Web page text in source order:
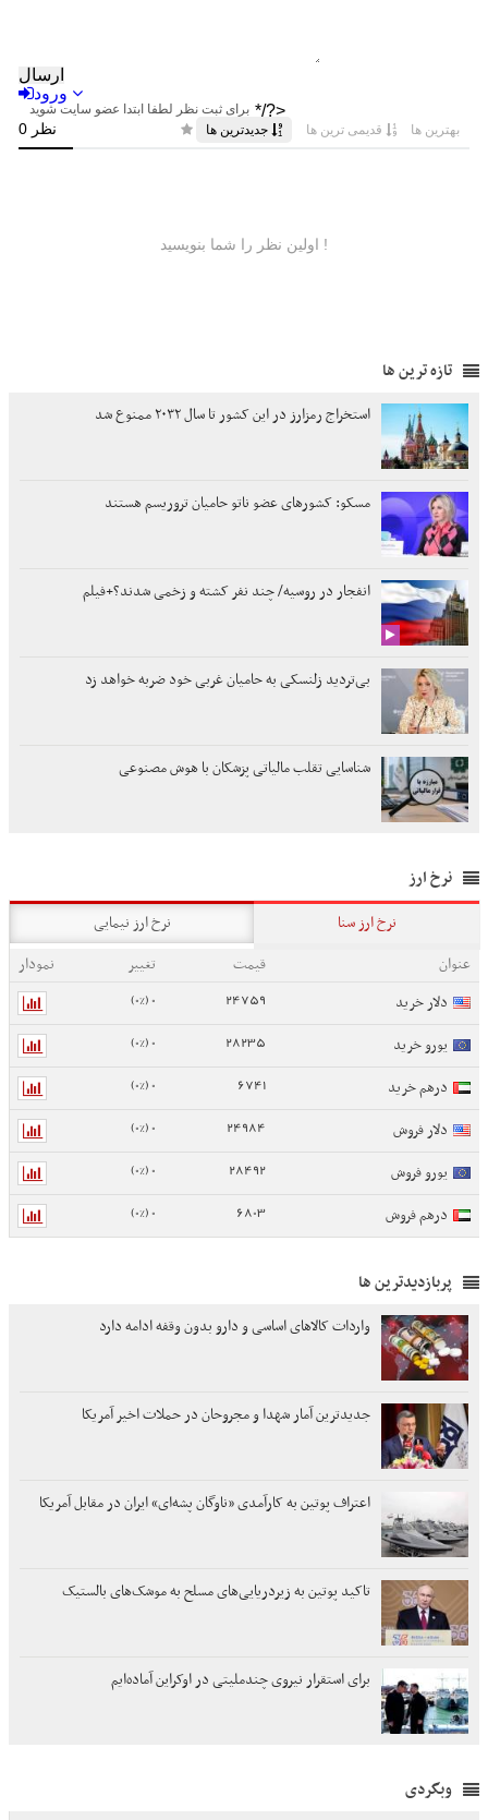
تازه ترین ها
استخراج رمزارز در این کشور تا سال ۲۰۳۲ ممنوع شد
مسکو: کشورهای عضو ناتو حامیان تروریسم هستند
انفجار در روسیه/ چند نفر کشته و زخمی شدند؟+فیلم
بی‌تردید زلنسکی به حامیان غربی خود ضربه خواهد زد
شناسایی تقلب مالیاتی پزشکان با هوش مصنوعی
نرخ ارز
نرخ ارز سنا
نرخ ارز نیمایی
عنوان
قیمت تغییر
نمودار
دلار خرید
24759
0 (0%)
یورو خرید 28235
0 (0%)
درهم خرید 6741
0 (0%)
دلار فروش 24984
0 (0%)
یورو فروش 28492
0 (0%)
درهم فروش 6803
0 (0%)
پربازدیدترین ها
واردات کالاهای اساسی و دارو بدون وقفه ادامه دارد
جدیدترین آمار شهدا و مجروحان در حملات اخیر آمریکا
اعتراف پوتین به کارآمدی «ناوگان پشه‌ای» ایران در مقابل آمریکا
تاکید پوتین به زیردریایی‌های مسلح به موشک‌های بالستیک
برای استقرار نیروی چندملیتی در اوکراین آماده‌ایم
وبگردی